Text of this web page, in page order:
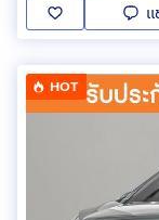
HOT